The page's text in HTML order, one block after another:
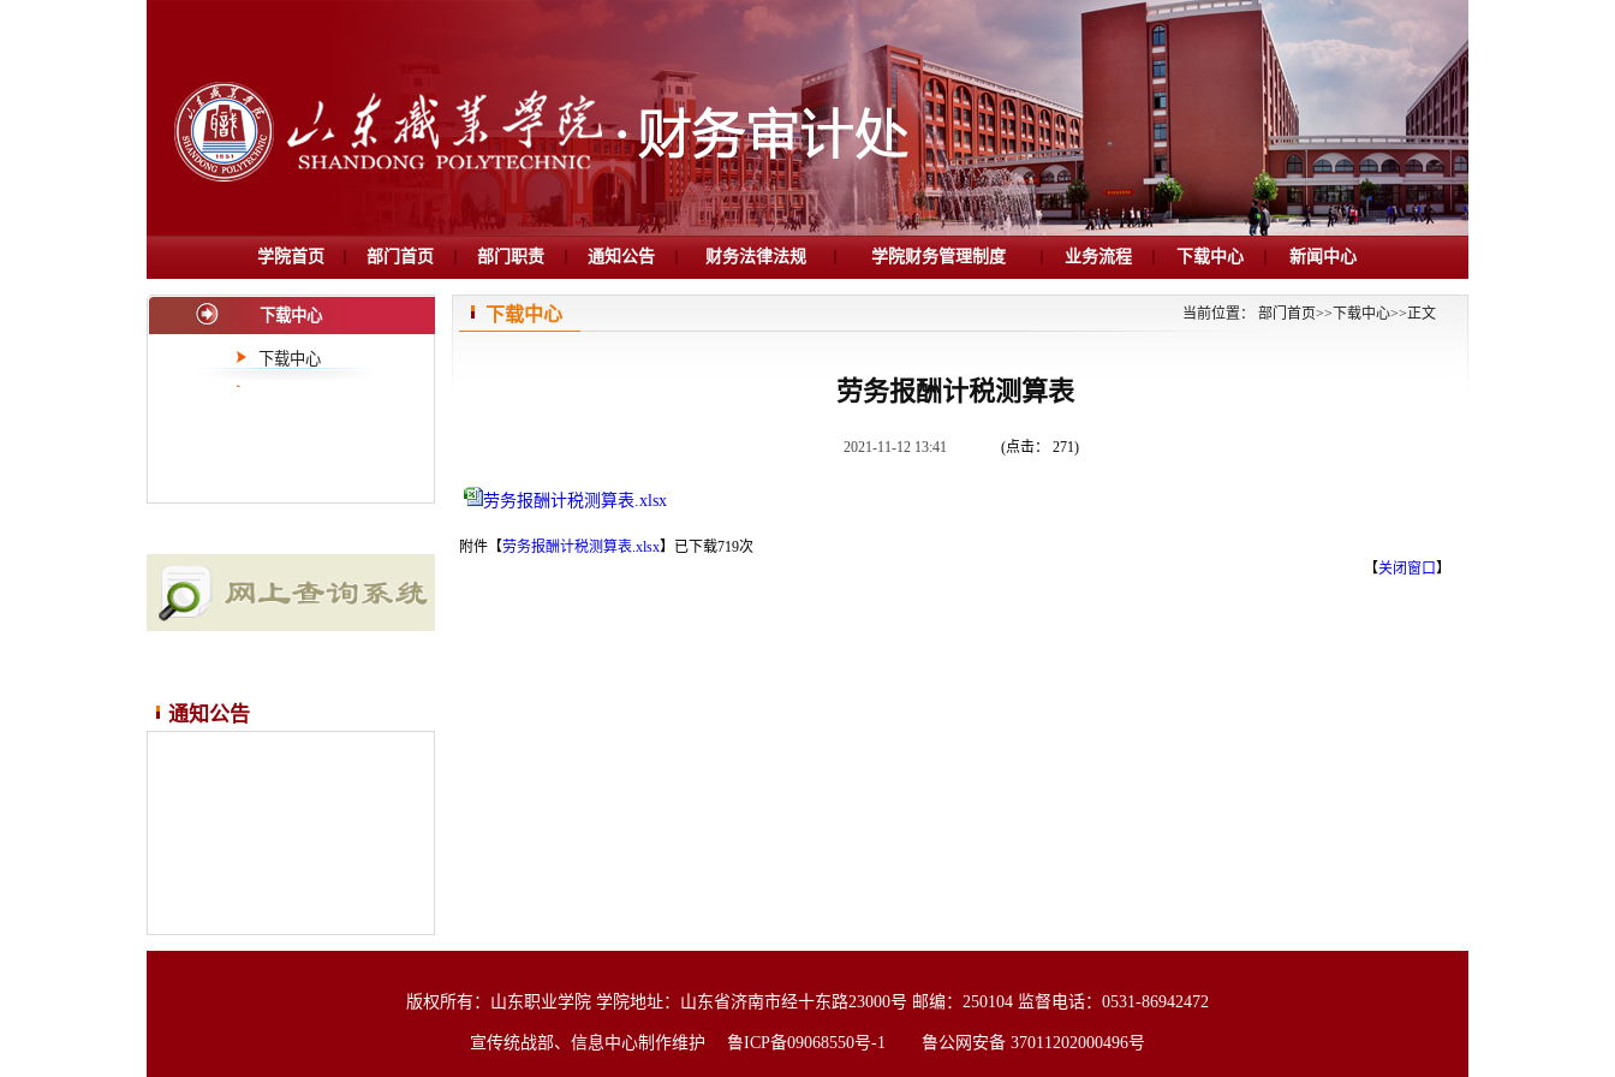
学院首页 部门首页 部门职责 通知公告 财务法律法规 学院财务管理制度 业务流程 下载中心 新闻中心
下载中心
下载中心
通知公告
下载中心 当前位置： 部门首页>> 下载中心>>正文
劳务报酬计税测算表
2021-11-12 13:41 (点击： 271)
劳务报酬计税测算表.xlsx
附件【劳务报酬计税测算表.xlsx】 已下载719次
【关闭窗口】
版权所有：山东职业学院 学院地址：山东省济南市经十东路23000号 邮编：250104 监督电话：0531-86942472
宣传统战部、信息中心制作维护 鲁ICP备09068550号-1 鲁公网安备 37011202000496号